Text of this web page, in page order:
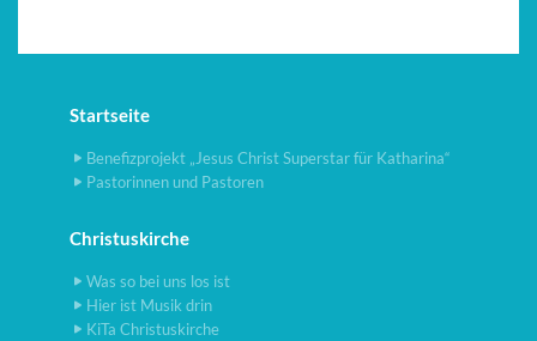
Startseite
Benefizprojekt „Jesus Christ Superstar für Katharina“
Pastorinnen und Pastoren
Christuskirche
Was so bei uns los ist
Hier ist Musik drin
KiTa Christuskirche